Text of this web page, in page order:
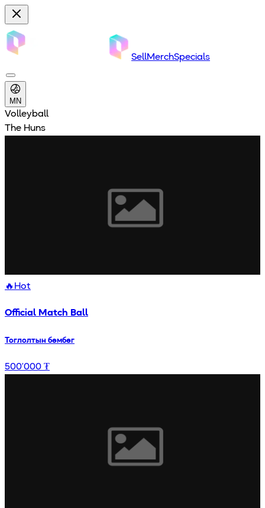
SellMerchSpecials
MN
Volleyball
The Huns
🔥 Hot
Official Match Ball
Тоглолтын бөмбөг
500’000 ₮